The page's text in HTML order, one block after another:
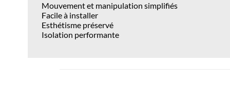
Mouvement et manipulation simplifiés
Facile à installer
Esthétisme préservé
Isolation performante